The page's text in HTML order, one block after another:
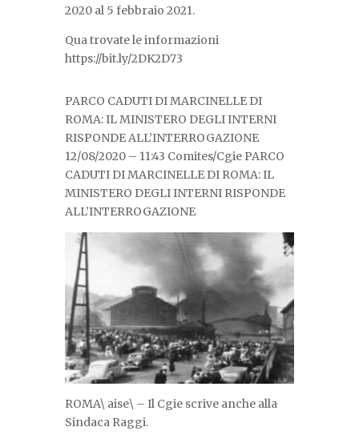
2020 al 5 febbraio 2021.
Qua trovate le informazioni
https://bit.ly/2DK2D73
PARCO CADUTI DI MARCINELLE DI
ROMA: IL MINISTERO DEGLI INTERNI
RISPONDE ALL’INTERROGAZIONE
12/08/2020 – 11:43 Comites/Cgie PARCO
CADUTI DI MARCINELLE DI ROMA: IL
MINISTERO DEGLI INTERNI RISPONDE
ALL’INTERROGAZIONE
ROMA\ aise\ – Il Cgie scrive anche alla
Sindaca Raggi.